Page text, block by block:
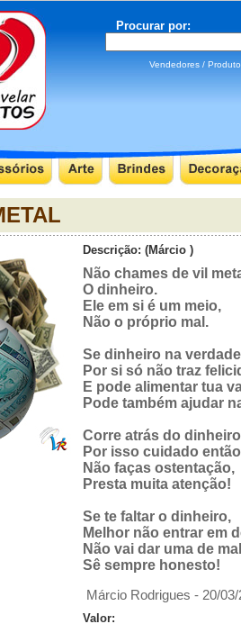
Procurar por:
Vendedores /
Descrição: (Márcio )
Não chames de vil
O dinheiro.
Ele em si é um meio,
Não o próprio mal.
Se dinheiro na
Por si só não traz
E pode alimentar tua
Pode também ajudar
Corre atrás do
Por isso cuidado
Não faças ostentação,
Presta muita atenção!
Se te faltar o dinheiro,
Melhor não entrar em
Não vai dar uma de
Sê sempre honesto!
Márcio Rodrigues - 20/03/
Valor: